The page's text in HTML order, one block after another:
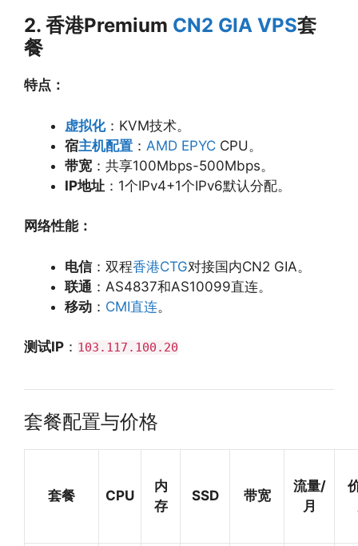
2. 香港Premium CN2 GIA VPS套
餐
特点：
虚拟化：KVM技术。
宿主机配置 ： AMD EPYC CPU。
带宽 ：共享100Mbps-500Mbps。
IP地址 ：1个IPv4+1个IPv6默认分配。
网络性能：
电信：双程香港CTG对接国内CN2 GIA。
联通 ：AS4837和AS10099直连。
移动 ： CMI直连。
测试IP ： 103.117 . 100.20
套餐配置与价格
套餐 CPU
内
存
SSD 带宽
流量/
月